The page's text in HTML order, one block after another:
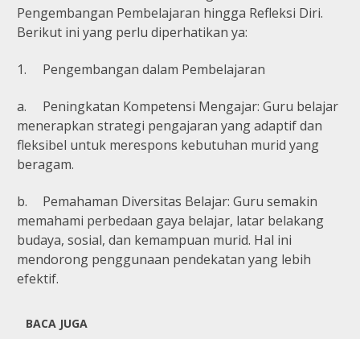
Pengembangan Pembelajaran hingga Refleksi Diri.
Berikut ini yang perlu diperhatikan ya:
1. Pengembangan dalam Pembelajaran
a.
Peningkatan Kompetensi Mengajar: Guru belajar
menerapkan strategi pengajaran yang adaptif dan
fleksibel untuk merespons kebutuhan murid yang
beragam.
b.
Pemahaman Diversitas Belajar: Guru semakin
memahami perbedaan gaya belajar, latar belakang
budaya, sosial, dan kemampuan murid. Hal ini
mendorong penggunaan pendekatan yang lebih
efektif.
BACA JUGA